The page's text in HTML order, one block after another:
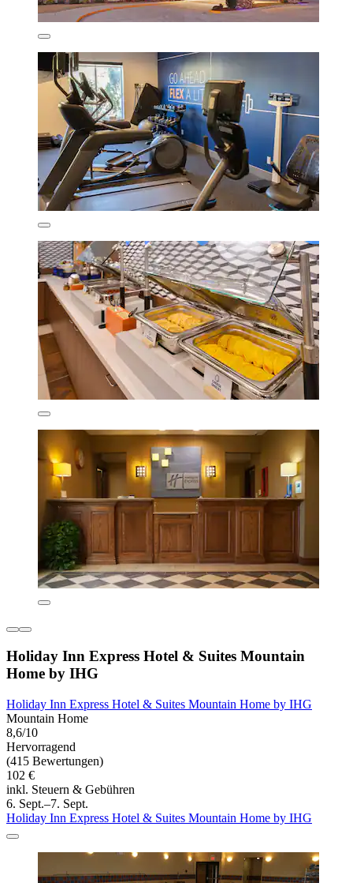
Holiday Inn Express Hotel & Suites Mountain
Home by IHG
Holiday Inn Express Hotel & Suites Mountain Home by IHG
Mountain Home
8,6/10
Hervorragend
(415 Bewertungen)
102 €
inkl. Steuern & Gebühren
6. Sept.–7. Sept.
Holiday Inn Express Hotel & Suites Mountain Home by IHG